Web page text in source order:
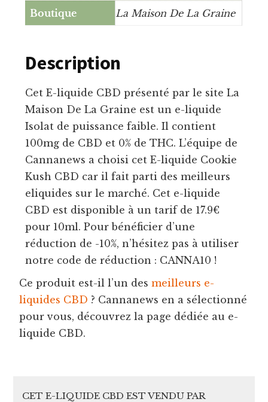
Boutique La Maison De La Graine
Description
Cet E-liquide CBD présenté par le site La
Maison De La Graine est un e-liquide
Isolat de puissance faible. Il contient
100mg de CBD et 0% de THC. L’équipe de
Cannanews a choisi cet E-liquide Cookie
Kush CBD car il fait parti des meilleurs
eliquides sur le marché. Cet e-liquide
CBD est disponible à un tarif de 17.9€
pour 10ml. Pour bénéficier d’une
réduction de -10%, n’hésitez pas à utiliser
notre code de réduction : CANNA10 !
Ce produit est-il l’un desmeilleurs e-
liquides CBD ? Cannanews en a sélectionné
pour vous, découvrez la page dédiée au e-
liquide CBD.
CET E-LIQUIDE CBD EST VENDU PAR